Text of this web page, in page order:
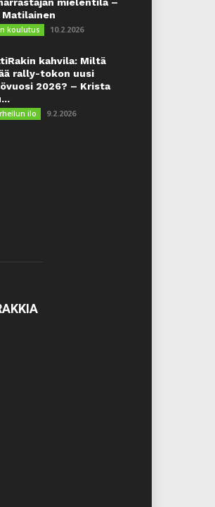
Matilainen
koulutus 10.2.2026
kahvila: Miltä
rally-tokon uusi
2026? – Krista
ilo 9.2.2026